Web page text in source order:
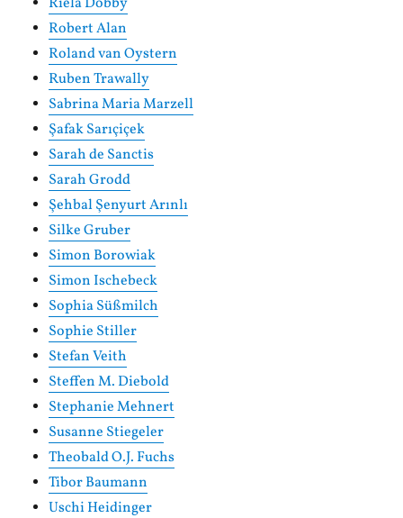
Robert Alan
Roland van Oystern
Ruben Trawally
Sabrina Maria Marzell
Şafak Sarıçiçek
Sarah de Sanctis
Sarah Grodd
Şehbal Şenyurt Arınlı
Silke Gruber
Simon Borowiak
Simon Ischebeck
Sophia Süßmilch
Sophie Stiller
Stefan Veith
Steffen M. Diebold
Stephanie Mehnert
Susanne Stiegeler
Theobald O.J. Fuchs
Tibor Baumann
Uschi Heidinger